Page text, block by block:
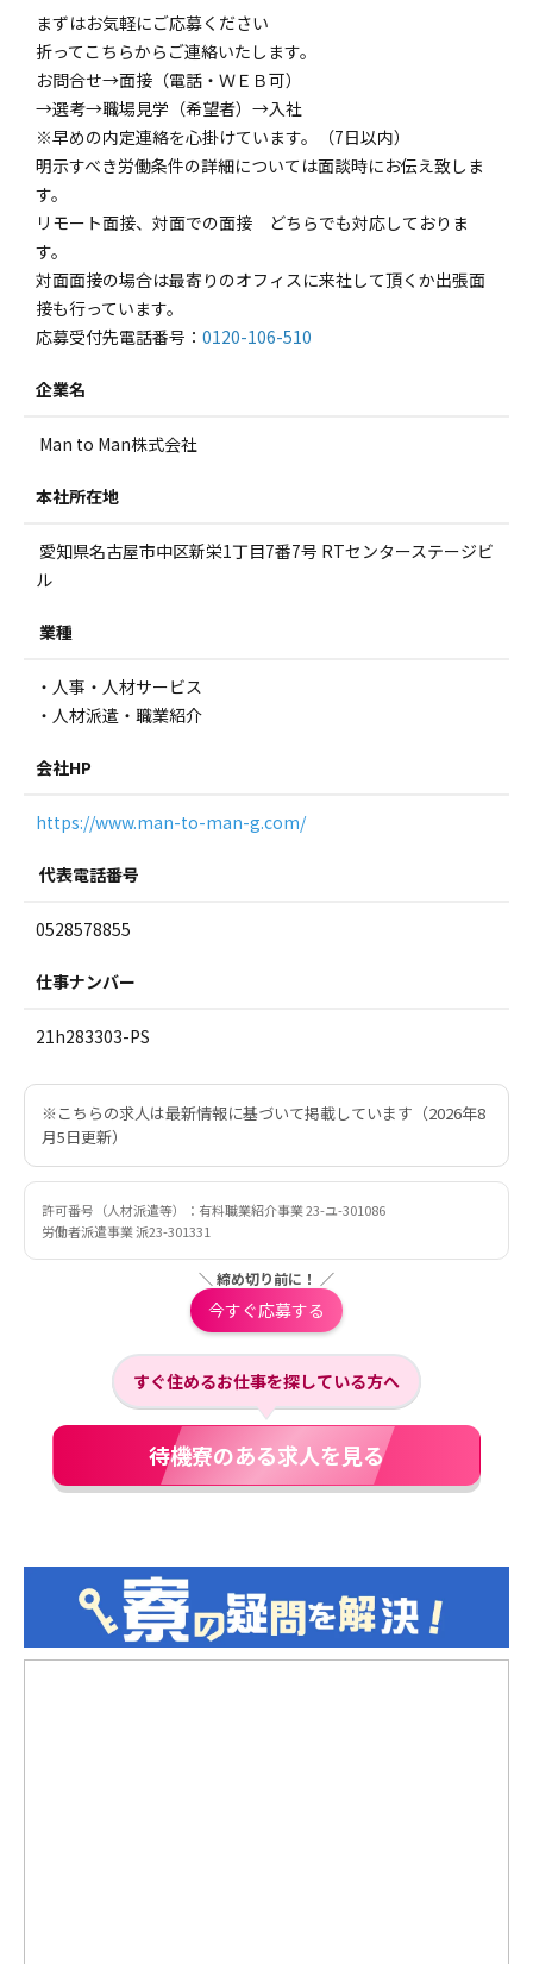
まずはお気軽にご応募ください
折ってこちらからご連絡いたします。
お問合せ→面接（電話・ＷＥＢ可）
→選考→職場見学（希望者）→入社
※早めの内定連絡を心掛けています。（7日以内）
明示すべき労働条件の詳細については面談時にお伝え致しま
す。
リモート面接、対面での面接 どちらでも対応しておりま
す。
対面面接の場合は最寄りのオフィスに来社して頂くか出張面
接も行っています。
応募受付先電話番号： 0120-106-510
企業名
Man to Man株式会社
本社所在地
愛知県名古屋市中区新栄1丁目7番7号 RTセンターステージビ
ル
業種
・人事・人材サービス
・人材派遣・職業紹介
会社HP
https://www.man-to-man-g.com/
代表電話番号
0528578855
仕事ナンバー
21h283303-PS
※こちらの求人は最新情報に基づいて掲載しています（2026年8
月5日更新）
許可番号（人材派遣等）：有料職業紹介事業 23-ユ-301086
労働者派遣事業 派23-301331
＼ 締め切り前に！ ／
今すぐ応募する
すぐ住めるお仕事を探している方へ
待機寮のある求人を見る